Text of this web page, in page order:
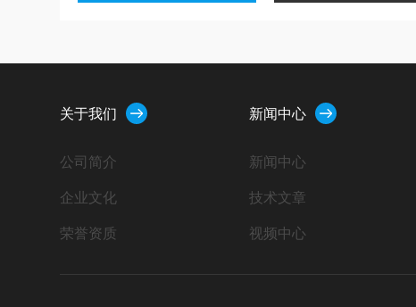
关于我们
公司简介
企业文化
荣誉资质
新闻中心
新闻中心
技术文章
视频中心